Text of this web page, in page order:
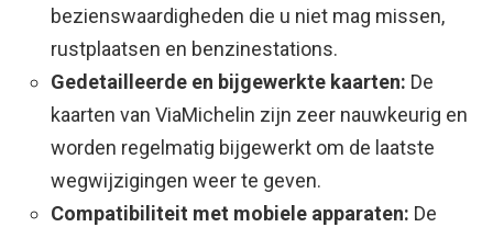
bezienswaardigheden die u niet mag missen,
rustplaatsen en benzinestations.
Gedetailleerde en bijgewerkte kaarten: De
kaarten van ViaMichelin zijn zeer nauwkeurig en
worden regelmatig bijgewerkt om de laatste
wegwijzigingen weer te geven.
Compatibiliteit met mobiele apparaten: De